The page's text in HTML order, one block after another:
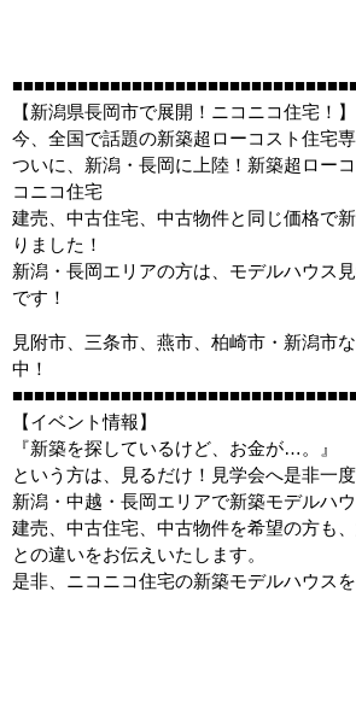
【新潟県長岡市で展開！ニコニコ住宅！】
今、全国で話題の新築超ローコスト住宅
ついに、新潟・長岡に上陸！新築超ロー
コニコ住宅
建売、中古住宅、中古物件と同じ価格で
りました！
新潟・長岡エリアの方は、モデルハウス
です！
見附市、三条市、燕市、柏崎市・新潟市
中！
【イベント情報】
『新築を探しているけど、お金が…。』
という方は、見るだけ！見学会へ是非一度
新潟・中越・長岡エリアで新築モデルハ
建売、中古住宅、中古物件を希望の方も
との違いをお伝えいたします。
是非、ニコニコ住宅の新築モデルハウス